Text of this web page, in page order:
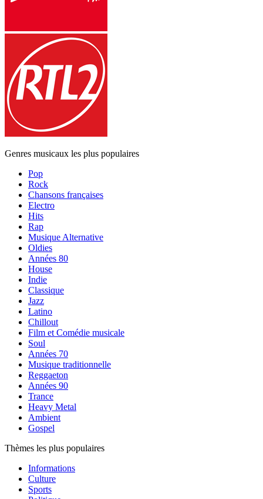
Genres musicaux les plus populaires
Pop
Rock
Chansons françaises
Electro
Hits
Rap
Musique Alternative
Oldies
Années 80
House
Indie
Classique
Jazz
Latino
Chillout
Film et Comédie musicale
Soul
Années 70
Musique traditionnelle
Reggaeton
Années 90
Trance
Heavy Metal
Ambient
Gospel
Thèmes les plus populaires
Informations
Culture
Sports